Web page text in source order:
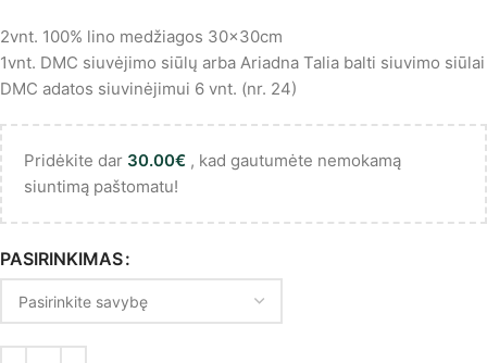
2vnt. 100% lino medžiagos 30x30cm
1vnt. DMC siuvėjimo siūlų arba Ariadna Talia balti siuvimo siūlai
DMC adatos siuvinėjimui 6 vnt. (nr. 24)
Pridėkite dar 30.00€ , kad gautumėte nemokamą
siuntimą paštomatu!
PASIRINKIMAS